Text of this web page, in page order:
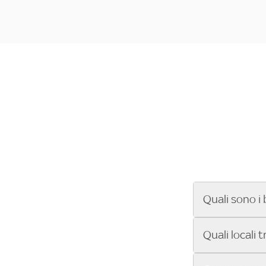
Quali sono i
Se cerchi un
ENILIVE, la
Quali locali